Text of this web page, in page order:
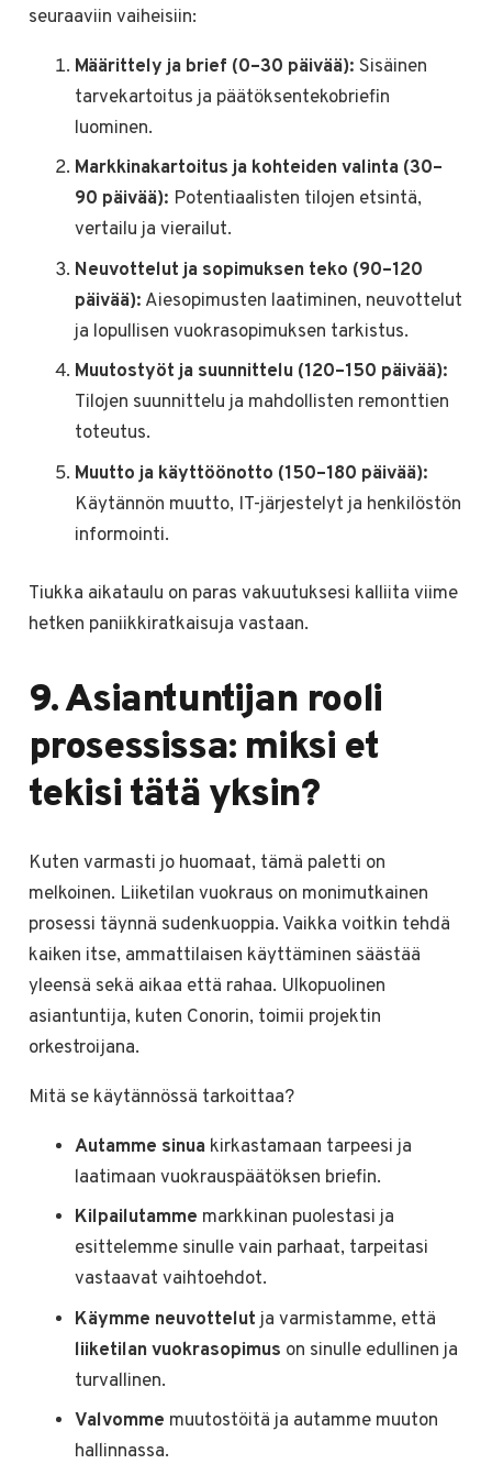
seuraaviin vaiheisiin:
Määrittely ja brief (0–30 päivää): Sisäinen
tarvekartoitus ja päätöksentekobriefin
luominen.
Markkinakartoitus ja kohteiden valinta (30–
90 päivää): Potentiaalisten tilojen etsintä,
vertailu ja vierailut.
Neuvottelut ja sopimuksen teko (90–120
päivää): Aiesopimusten laatiminen, neuvottelut
ja lopullisen vuokrasopimuksen tarkistus.
Muutostyöt ja suunnittelu (120–150 päivää):
Tilojen suunnittelu ja mahdollisten remonttien
toteutus.
Muutto ja käyttöönotto (150–180 päivää):
Käytännön muutto, IT-järjestelyt ja henkilöstön
informointi.
Tiukka aikataulu on paras vakuutuksesi kalliita viime
hetken paniikkiratkaisuja vastaan.
9. Asiantuntijan rooli
prosessissa: miksi et
tekisi tätä yksin?
Kuten varmasti jo huomaat, tämä paletti on
melkoinen. Liiketilan vuokraus on monimutkainen
prosessi täynnä sudenkuoppia. Vaikka voitkin tehdä
kaiken itse, ammattilaisen käyttäminen säästää
yleensä sekä aikaa että rahaa. Ulkopuolinen
asiantuntija, kuten Conorin, toimii projektin
orkestroijana.
Mitä se käytännössä tarkoittaa?
Autamme sinua kirkastamaan tarpeesi ja
laatimaan vuokrauspäätöksen briefin.
Kilpailutamme markkinan puolestasi ja
esittelemme sinulle vain parhaat, tarpeitasi
vastaavat vaihtoehdot.
Käymme neuvottelut ja varmistamme, että
liiketilan vuokrasopimus on sinulle edullinen ja
turvallinen.
Valvomme muutostöitä ja autamme muuton
hallinnassa.